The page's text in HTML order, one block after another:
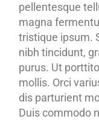
pellentesque
magna
tristique ipsum.
nibh tincidunt,
purus. Ut
mollis. Orci
dis parturient
Duis commodo